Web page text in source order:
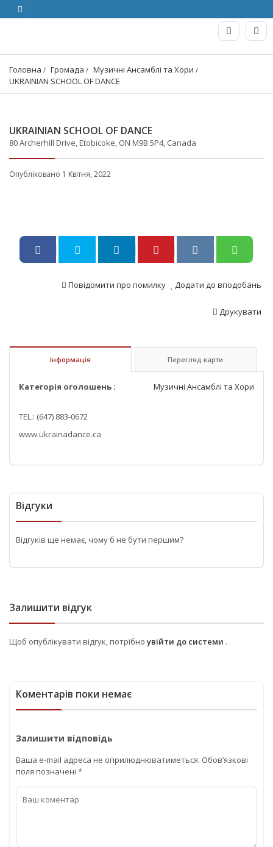
Головна Громада
Музичні Ансамблі та Хори
UKRAINIAN SCHOOL OF DANCE
UKRAINIAN SCHOOL OF DANCE
80 Archerhill Drive, Etobicoke, ON M9B 5P4, Canada
Опубліковано 1 Квітня, 2022
Додати до вподобань
Повідомити про помилку
Друкувати
Інформація Перегляд карти
Категорія оголошень : Музичні Ансамблі та Хори
TEL.: (647) 883-0672
www.ukrainadance.ca
Відгуки
Відгуків ще немає, чому б не бути першим?
Залишити відгук
Щоб опублікувати відгук, потрібно увійти до системи .
Коментарів поки немає
Залишити відповідь
Ваша e-mail адреса не оприлюднюватиметься. Обов’язкові
поля позначені *